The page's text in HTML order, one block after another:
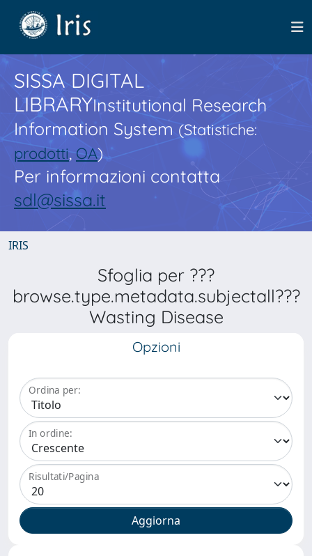
SISSA DIGITAL
LIBRARYInstitutional Research
Information System(Statistiche:
prodotti,OA)
Per informazioni contatta
sdl@sissa.it
IRIS
Sfoglia per ???
browse.type.metadata.subjectall???
Wasting Disease
Opzioni
Ordina per:
In ordine:
Risultati/Pagina